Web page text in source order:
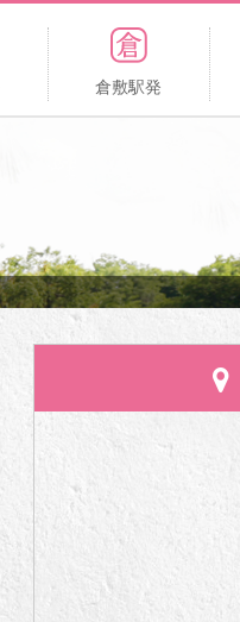
倉敷駅発